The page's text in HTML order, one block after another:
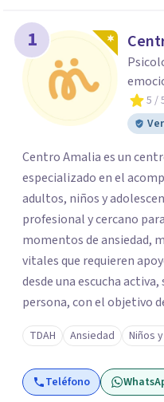
1
5 /
Centro Amalia es un
especializado en el
adultos, niños y
profesional y cercano
momentos de ansiedad,
vitales que requieren apoyo
desde una escucha
persona, con el objetivo
ocurriendo y facilitar
mayor equilibrio y
un entorno confidencial
las necesidades de cada
TDAH Ansiedad Niños
Teléfono